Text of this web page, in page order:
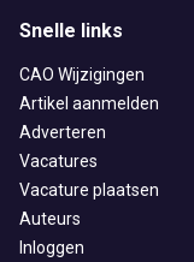
Snelle links
CAO Wijzigingen
Artikel aanmelden
Adverteren
Vacatures
Vacature plaatsen
Auteurs
Inloggen